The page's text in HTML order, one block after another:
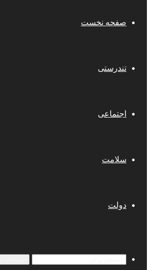
صفحه نخست
تندرستی
اجتماعی
سلامت
دولت